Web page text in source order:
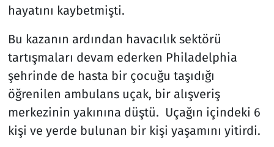
hayatını kaybetmişti.
Bu kazanın ardından havacılık sektörü
tartışmaları devam ederken Philadelphia
şehrinde de hasta bir çocuğu taşıdığı
öğrenilen ambulans uçak, bir alışveriş
merkezinin yakınına düştü. Uçağın içindeki 6
kişi ve yerde bulunan bir kişi yaşamını yitirdi.